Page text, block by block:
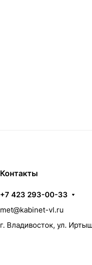
Контакты
+7 423 293-00-33
met@kabinet-vl.ru
г. Владивосток, ул.